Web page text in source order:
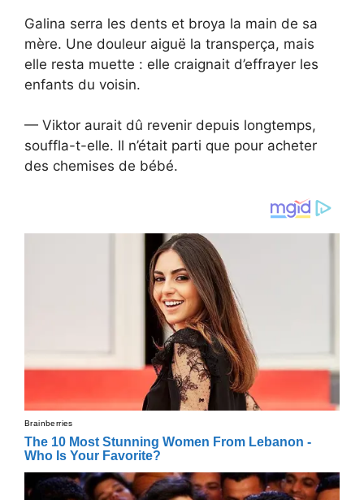
Galina serra les dents et broya la main de sa
mère. Une douleur aiguë la transperça, mais
elle resta muette : elle craignait d’effrayer les
enfants du voisin.
— Viktor aurait dû revenir depuis longtemps,
souffla-t-elle. Il n’était parti que pour acheter
des chemises de bébé.